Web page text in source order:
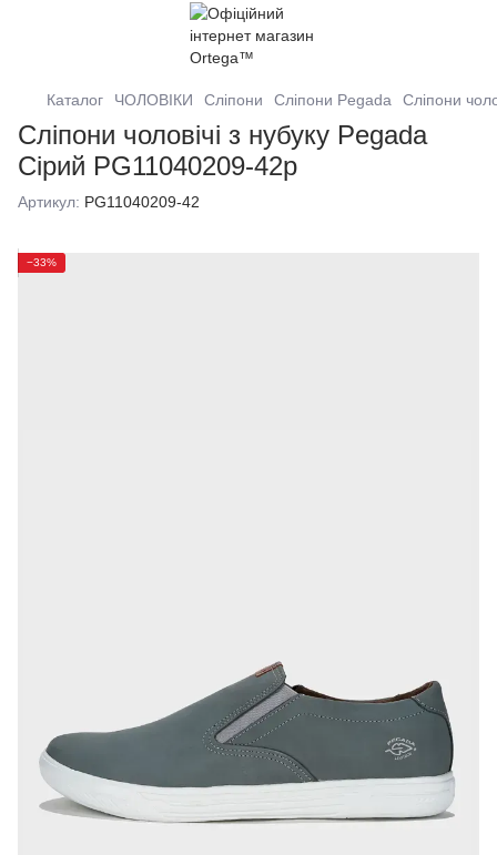
Каталог ЧОЛОВІКИ Сліпони Сліпони Pegada Сліпони
Сліпони чоловічі з нубуку Pegada
Сірий PG11040209-42р
Артикул: PG11040209-42
−33%